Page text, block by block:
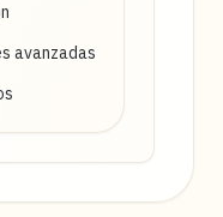
avanzadas